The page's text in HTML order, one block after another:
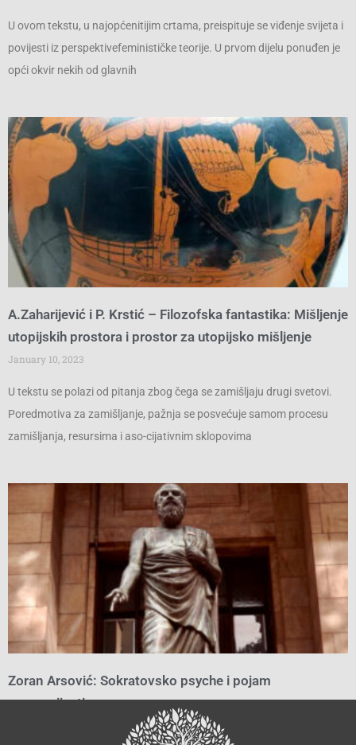
U ovom tekstu, u najopćenitijim crtama, preispituje se viđenje svijeta i
povijesti iz perspektivefeminističke teorije. U prvom dijelu ponuđen je
opći okvir nekih od glavnih
A.Zaharijević i P. Krstić – Filozofska fantastika: Mišljenje
utopijskih prostora i prostor za utopijsko mišljenje
January 10, 2023
U tekstu se polazi od pitanja zbog čega se zamišljaju drugi svetovi.
Poredmotiva za zamišljanje, pažnja se posvećuje samom procesu
zamišljanja, resursima i aso-cijativnim sklopovima
Zoran Arsović: Sokratovsko psyche i pojam
samosvijesti